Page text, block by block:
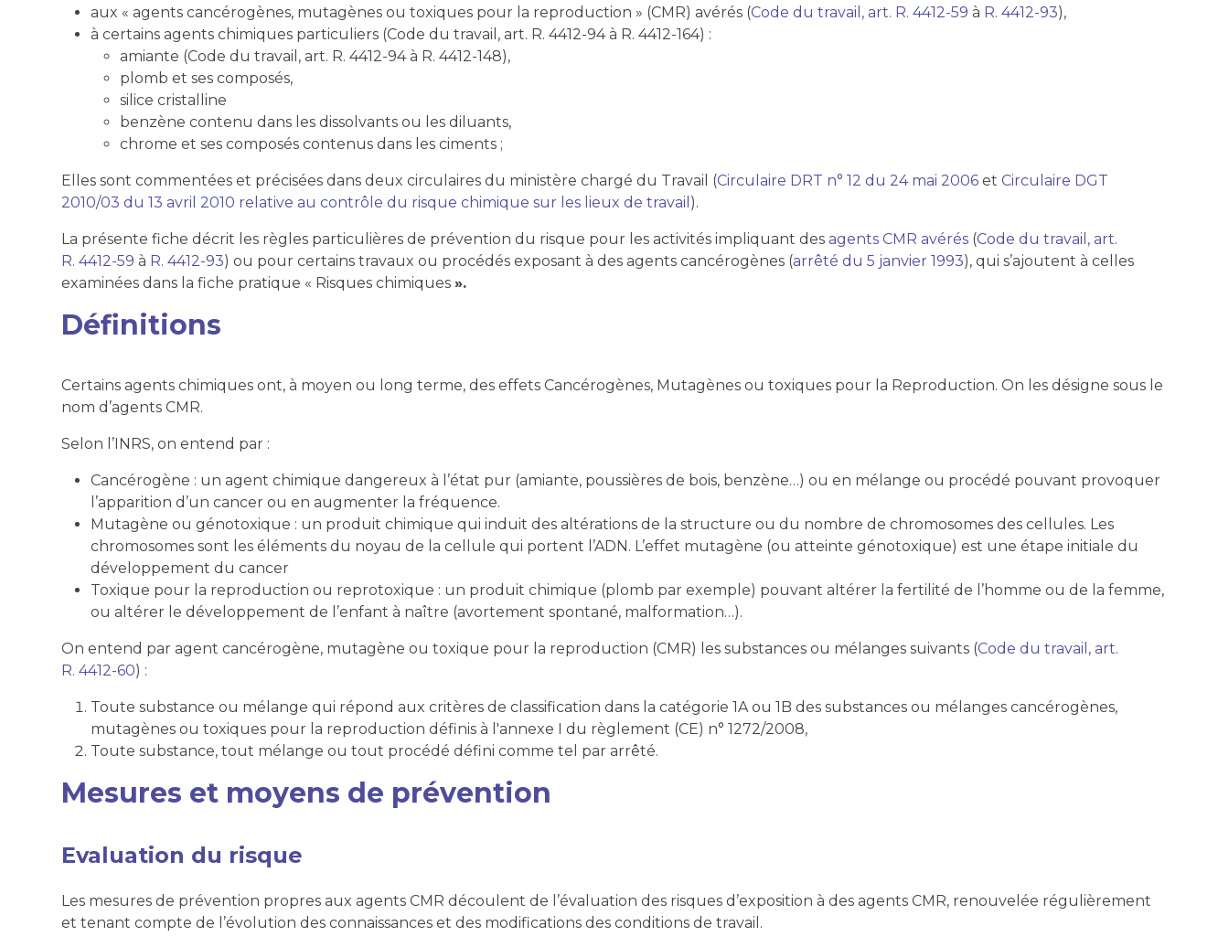
aux « agents cancérogènes, mutagènes ou toxiques pour la reproduction » (CMR) avérés (Code du travail, art. R. 4412-59 à R. 4412-93),
à certains agents chimiques particuliers (Code du travail, art. R. 4412-94 à R. 4412-164) :
amiante (Code du travail, art. R. 4412-94 à R. 4412-148),
plomb et ses composés,
silice cristalline
benzène contenu dans les dissolvants ou les diluants,
chrome et ses composés contenus dans les ciments ;
Elles sont commentées et précisées dans deux circulaires du ministère chargé du Travail (Circulaire DRT n° 12 du 24 mai 2006 et Circulaire DGT
2010/03 du 13 avril 2010 relative au contrôle du risque chimique sur les lieux de travail ).
La présente fiche décrit les règles particulières de prévention du risque pour les activités impliquant desagents CMR avérés (Code du travail, art.
R. 4412-59 à R. 4412-93) ou pour certains travaux ou procédés exposant à des agents cancérogènes (arrêté du 5 janvier 1993), qui s’ajoutent à celles
examinées dans la fiche pratique « Risques chimiques».
Définitions
Certains agents chimiques ont, à moyen ou long terme, des effets Cancérogènes, Mutagènes ou toxiques pour la Reproduction. On les désigne sous le
nom d’agents CMR.
Selon l’INRS, on entend par :
Cancérogène : un agent chimique dangereux à l’état pur (amiante, poussières de bois, benzène…) ou en mélange ou procédé pouvant provoquer
l’apparition d’un cancer ou en augmenter la fréquence.
Mutagène ou génotoxique : un produit chimique qui induit des altérations de la structure ou du nombre de chromosomes des cellules. Les
chromosomes sont les éléments du noyau de la cellule qui portent l’ADN. L’effet mutagène (ou atteinte génotoxique) est une étape initiale du
développement du cancer
Toxique pour la reproduction ou reprotoxique : un produit chimique (plomb par exemple) pouvant altérer la fertilité de l’homme ou de la femme,
ou altérer le développement de l’enfant à naître (avortement spontané, malformation…).
On entend par agent cancérogène, mutagène ou toxique pour la reproduction (CMR) les substances ou mélanges suivants (Code du travail, art.
R. 4412-60) :
Toute substance ou mélange qui répond aux critères de classification dans la catégorie 1A ou 1B des substances ou mélanges cancérogènes,
mutagènes ou toxiques pour la reproduction définis à l'annexe I du règlement (CE) n° 1272/2008,
Toute substance, tout mélange ou tout procédé défini comme tel par arrêté.
Mesures et moyens de prévention
Evaluation du risque
Les mesures de prévention propres aux agents CMR découlent de l’évaluation des risques d’exposition à des agents CMR, renouvelée régulièrement
et tenant compte de l’évolution des connaissances et des modifications des conditions de travail.